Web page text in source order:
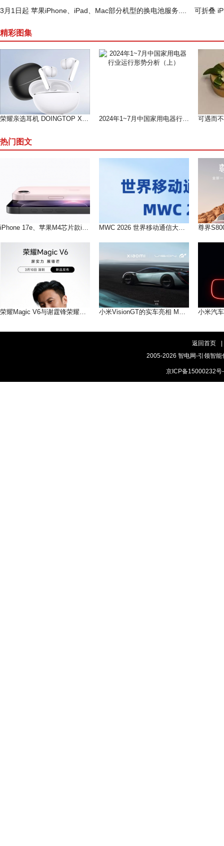
3月1日起 苹果iPhone、iPad、Mac部分机型的换电池服务....
可折叠
精彩图集
荣耀亲选耳机 DOINGTOP X8i 开售，开启高性价比音频新体验 2024年1~7月中国家用电器行业运行形势分析（上）
热门图文
iPhone 17e、苹果M4芯片款iPad Air 3月4日起接受预购 MWC 2026 世界移动通信大会 你会看到什么手机？
荣耀Magic V6与谢霆锋荣耀未来科技体验官锋味一起 小米VisionGT的实车亮相 MWC 2026 与大家见面
返回首页
2005-2026 智电网-引领智
京ICP备15000232号